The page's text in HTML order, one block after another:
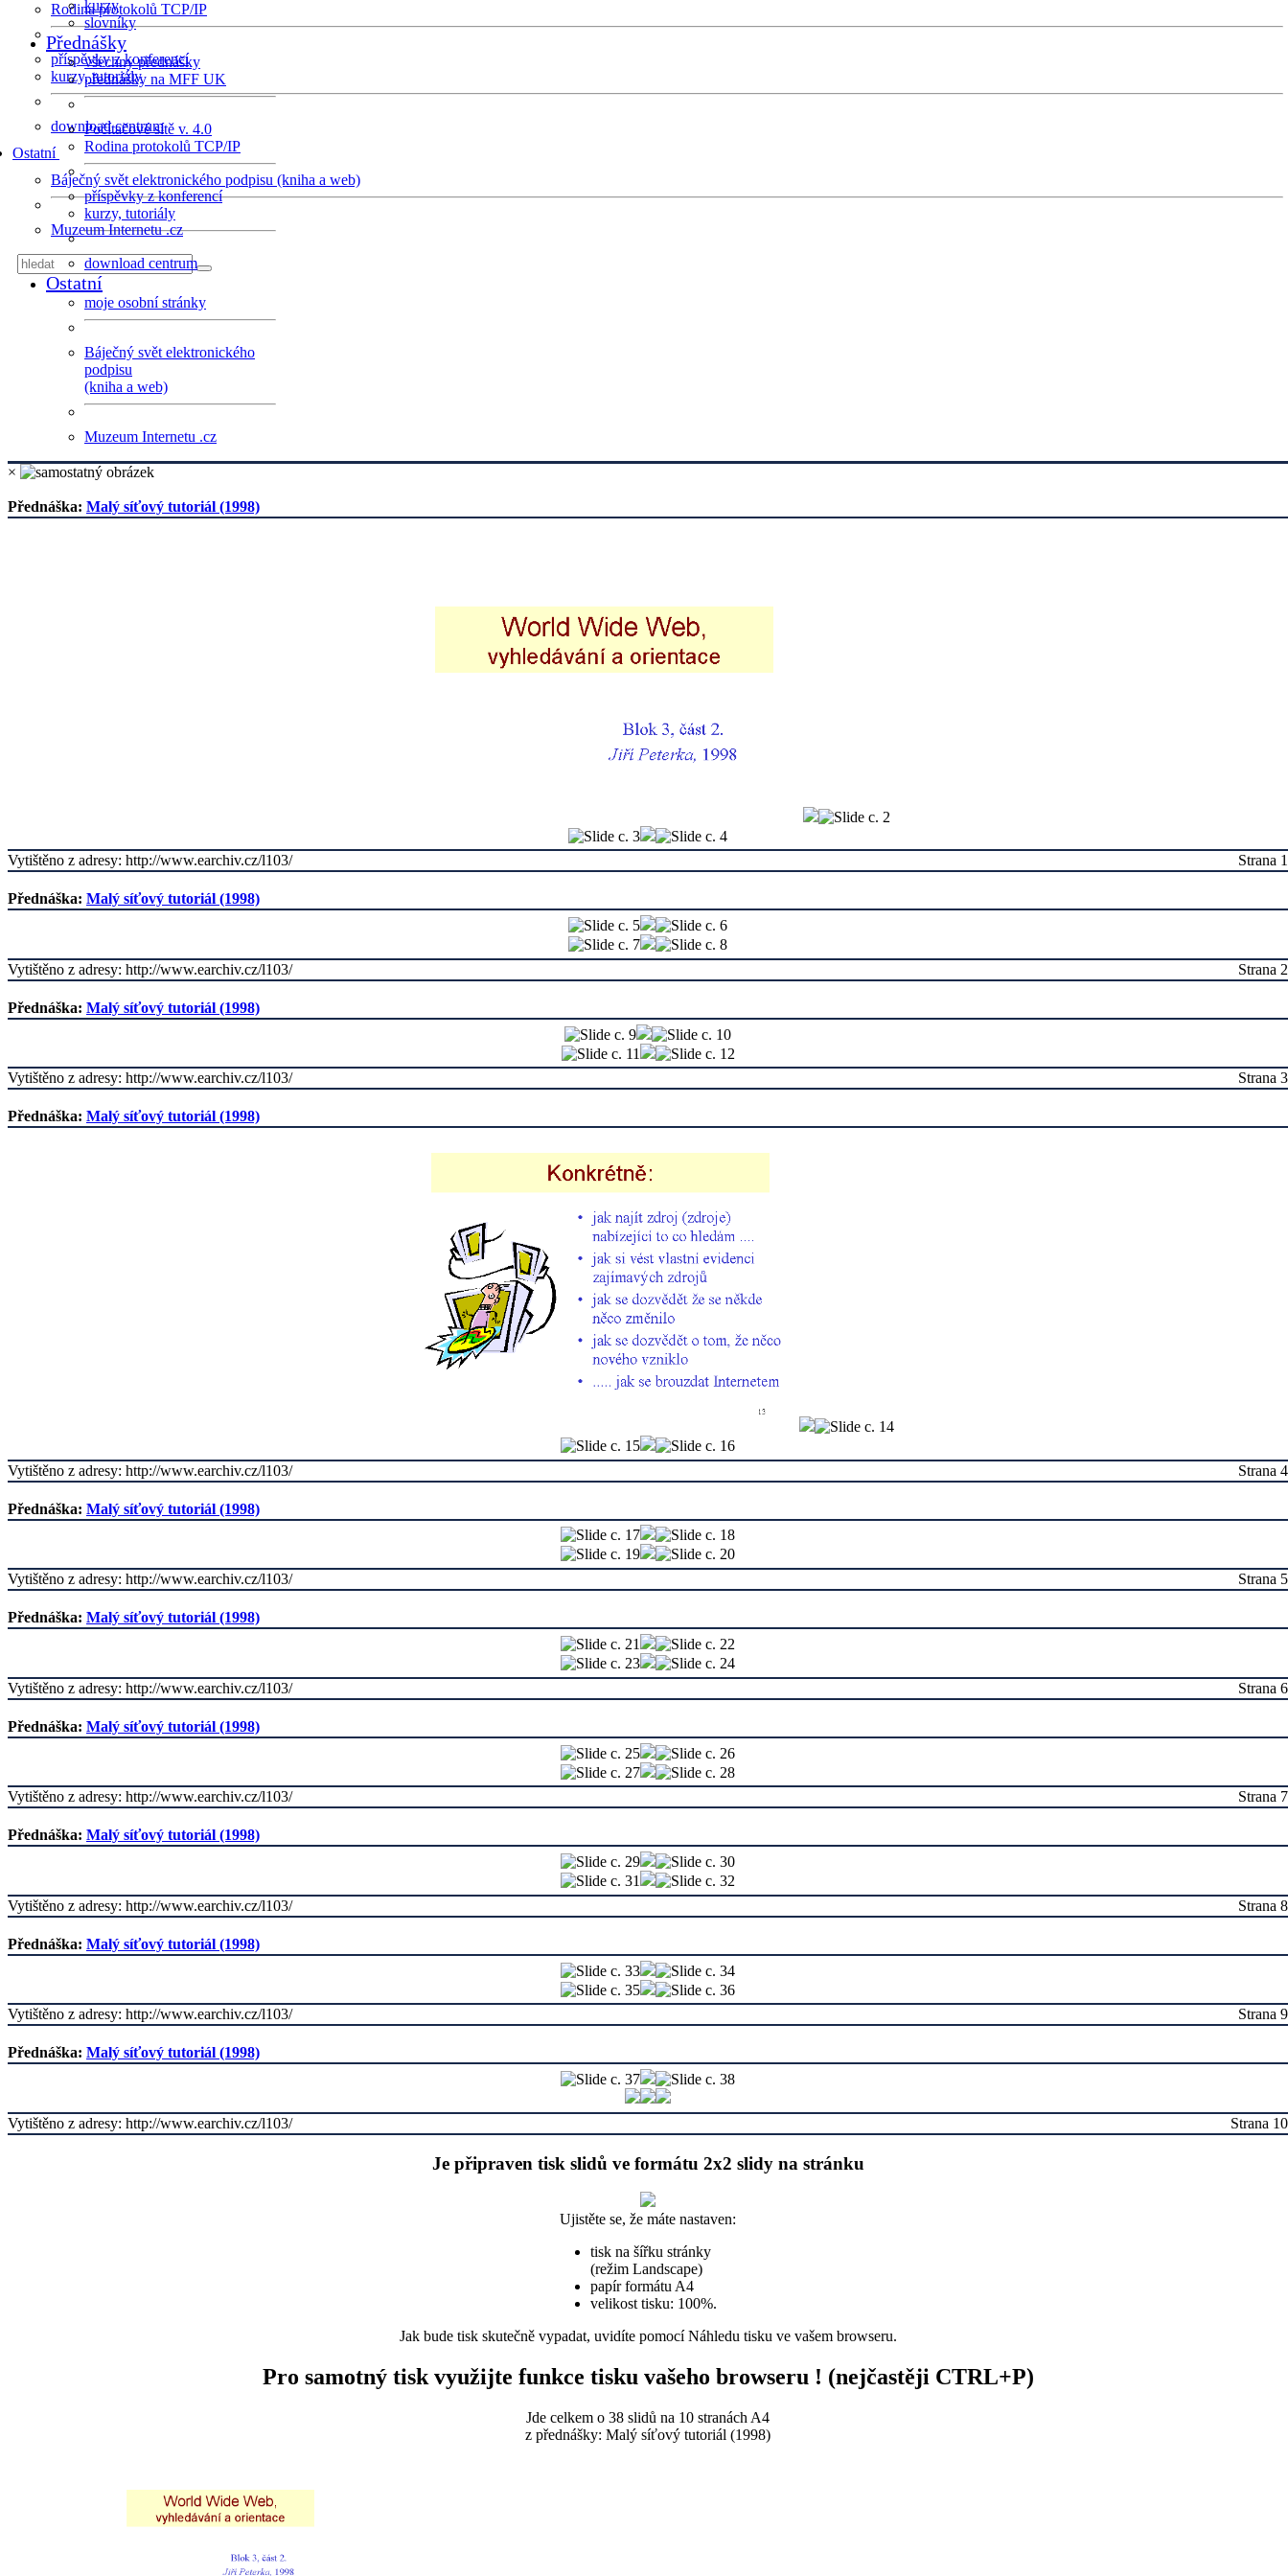
Rodina protokolů TCP/IP
příspěvky z konferencí
kurzy, tutoriály
download centrum
Ostatní
Báječný svět elektronického podpisu (kniha a web)
Muzeum Internetu .cz
kurzy
slovníky
Přednášky
všechny přednášky
přednášky na MFF UK
Počítačové sítě v. 4.0
Rodina protokolů TCP/IP
příspěvky z konferencí
kurzy, tutoriály
download centrum
Ostatní
moje osobní stránky
Báječný svět elektronického
podpisu
(kniha a web)
Muzeum Internetu .cz
×
Přednáška: Malý síťový tutoriál (1998)
Strana 1
Vytištěno z adresy: http://www.earchiv.cz/l103/
Přednáška: Malý síťový tutoriál (1998)
Strana 2
Vytištěno z adresy: http://www.earchiv.cz/l103/
Přednáška: Malý síťový tutoriál (1998)
Strana 3
Vytištěno z adresy: http://www.earchiv.cz/l103/
Přednáška: Malý síťový tutoriál (1998)
Strana 4
Vytištěno z adresy: http://www.earchiv.cz/l103/
Přednáška: Malý síťový tutoriál (1998)
Strana 5
Vytištěno z adresy: http://www.earchiv.cz/l103/
Přednáška: Malý síťový tutoriál (1998)
Strana 6
Vytištěno z adresy: http://www.earchiv.cz/l103/
Přednáška: Malý síťový tutoriál (1998)
Strana 7
Vytištěno z adresy: http://www.earchiv.cz/l103/
Přednáška: Malý síťový tutoriál (1998)
Strana 8
Vytištěno z adresy: http://www.earchiv.cz/l103/
Přednáška: Malý síťový tutoriál (1998)
Strana 9
Vytištěno z adresy: http://www.earchiv.cz/l103/
Přednáška: Malý síťový tutoriál (1998)
Strana 10
Vytištěno z adresy: http://www.earchiv.cz/l103/
Je připraven tisk slidů ve formátu 2x2 slidy na stránku
Ujistěte se, že máte nastaven:
tisk na šířku stránky
(režim Landscape)
papír formátu A4
velikost tisku: 100%.
Jak bude tisk skutečně vypadat, uvidíte pomocí Náhledu tisku ve vašem browseru.
Pro samotný tisk využijte funkce tisku vašeho browseru ! (nejčastěji CTRL+P)
Jde celkem o 38 slidů na 10 stranách A4
z přednášky: Malý síťový tutoriál (1998)